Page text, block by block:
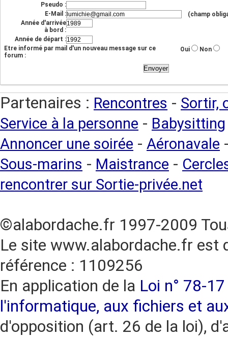
Pseudo :
E-Mail :
(champ
Année d'arrivée
à bord :
Année de départ :
Etre informé par mail d'un nouveau message sur ce
forum :
Oui Non
Partenaires : Rencontres - Sortir,
Service à la personne - Babysitting
Annoncer une soirée - Aéronavale
Sous-marins - Maistrance -
rencontrer sur Sortie-privée.net
©alabordache.fr 1997-2009
Le site www.alabordache.fr est
référence : 1109256
En application de la Loi n° 78-
l'informatique, aux fichiers et
d'opposition (art. 26 de la loi),